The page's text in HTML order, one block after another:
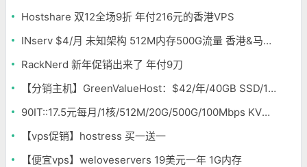
Hostshare 双12全场9折 年付216元的香港VPS
INserv $4/月 未知架构 512M内存500G流量 香港&马来西亚便宜VPS
RackNerd 新年促销出来了 年付9刀
【分销主机】GreenValueHost：$42/年/40GB SSD/1000GB/独立IP/无限SSL 多机房
90IT::17.5元每月/1核/512M/20G/500G/100Mbps KVM 洛杉矶
【vps促销】hostress 买一送一
【便宜vps】weloveservers 19美元一年 1G内存